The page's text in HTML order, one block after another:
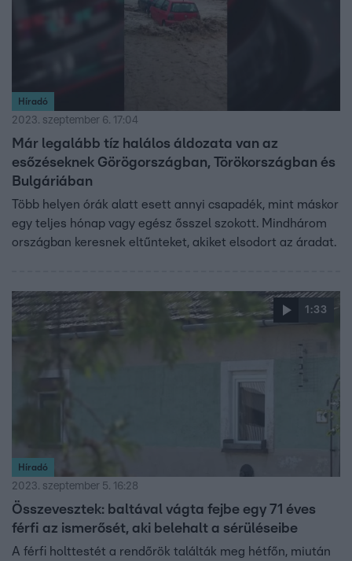
Híradó
2023. szeptember 6. 17:04
Már legalább tíz halálos áldozata van az
esőzéseknek Görögországban, Törökországban és
Bulgáriában
Több helyen órák alatt esett annyi csapadék, mint máskor
egy teljes hónap vagy egész ősszel szokott. Mindhárom
országban keresnek eltűnteket, akiket elsodort az áradat.
1:33
Híradó
2023. szeptember 5. 16:28
Összevesztek: baltával vágta fejbe egy 71 éves
férfi az ismerősét, aki belehalt a sérüléseibe
A férfi holttestét a rendőrök találták meg hétfőn, miután